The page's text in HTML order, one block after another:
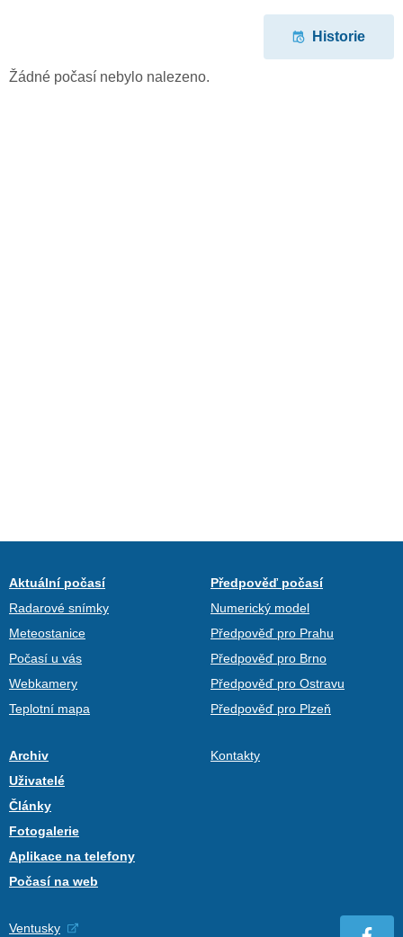
Historie
Žádné počasí nebylo nalezeno.
Aktuální počasí
Radarové snímky
Meteostanice
Počasí u vás
Webkamery
Teplotní mapa
Předpověď počasí
Numerický model
Předpověď pro Prahu
Předpověď pro Brno
Předpověď pro Ostravu
Předpověď pro Plzeň
Archiv
Uživatelé
Články
Fotogalerie
Aplikace na telefony
Počasí na web
Kontakty
Ventusky